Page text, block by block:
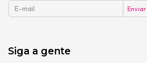
Siga a gente